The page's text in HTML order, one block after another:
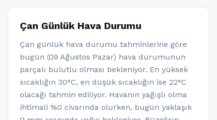
Çan Günlük Hava Durumu
Çan günlük hava durumu tahminlerine göre
bugün (09 Ağustos Pazar) hava durumunun
parçalı bulutlu olması bekleniyor. En yüksek
sıcaklığın 30°C, en düşük sıcaklığın ise 22°C
olacağı tahmin ediliyor. Havanın yağışlı olma
ihtimali %0 civarında olurken, bugün yaklaşık